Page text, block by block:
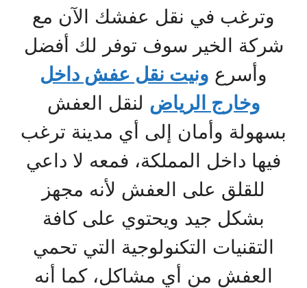
وترغب في نقل عفشك الآن مع
شركة الخير سوف توفر لك أفضل
وأسرع ونيت نقل عفش داخل
وخارج الرياض لنقل العفش
بسهولة وأمان إلى أي مدينة ترغب
فيها داخل المملكة، فمعه لا داعي
للقلق على العفش لأنه مجهز
بشكل جيد ويحتوي على كافة
التقنيات التكنولوجية التي تحمي
العفش من أي مشاكل، كما أنه